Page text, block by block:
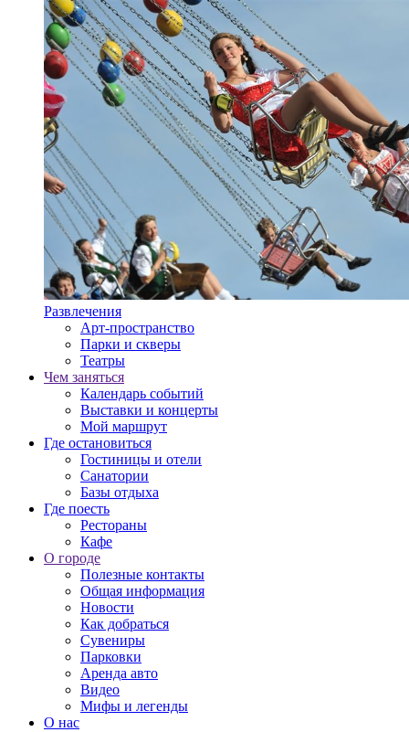
Развлечения
Арт-пространство
Парки и скверы
Театры
Чем заняться
Календарь событий
Выставки и концерты
Мой маршрут
Где остановиться
Гостиницы и отели
Санатории
Базы отдыха
Где поесть
Рестораны
Кафе
О городе
Полезные контакты
Общая информация
Новости
Как добраться
Сувениры
Парковки
Аренда авто
Видео
Мифы и легенды
О нас